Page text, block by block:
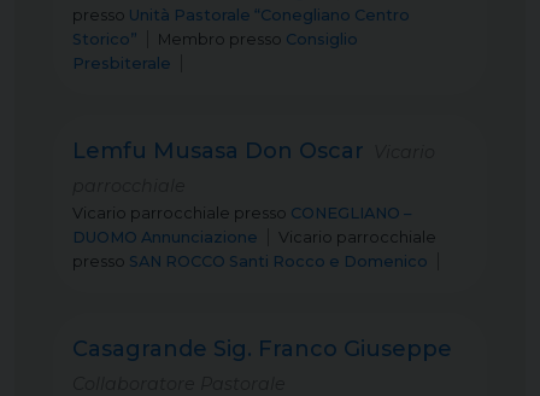
presso Unità Pastorale “Conegliano Centro
Storico”
Membro presso Consiglio
Presbiterale
Lemfu Musasa Don Oscar
Vicario parrocchiale presso CONEGLIANO –
DUOMO Annunciazione
Vicario parrocchiale
presso SAN ROCCO Santi Rocco e Domenico
Casagrande Sig. Franco Giuseppe